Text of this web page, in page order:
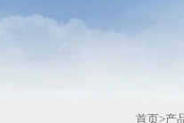
首页>产